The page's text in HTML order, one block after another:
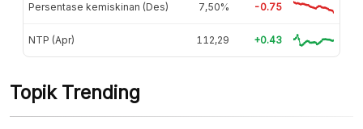
Persentase kemiskinan (Des) 7,50% -0.75
NTP (Apr) 112,29 +0.43
Topik Trending